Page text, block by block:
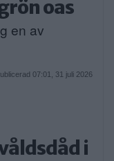
oas
en av
07:01, 31 juli 2026
i